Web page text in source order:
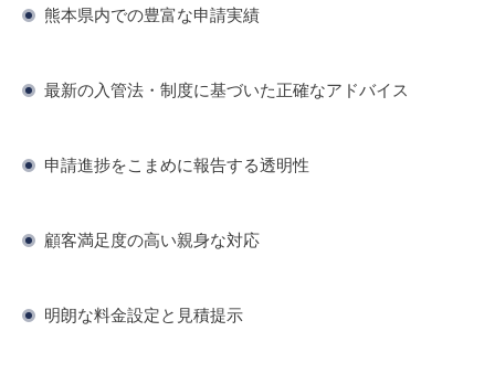
熊本県内での豊富な申請実績
最新の入管法・制度に基づいた正確なアドバイス
申請進捗をこまめに報告する透明性
顧客満足度の高い親身な対応
明朗な料金設定と見積提示